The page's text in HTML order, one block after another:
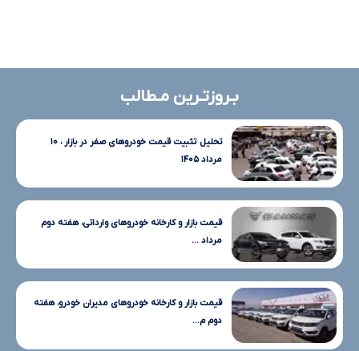
بـروزتـرین مـطالب
تحلیل تثبیت قیمت خودروهای صفر در بازار ، ۱۰
مرداد ۱۴۰۵
قیمت بازار و کارخانه خودروهای وارداتی، هفته دوم
مرداد ...
قیمت بازار و کارخانه خودروهای مدیران خودرو، هفته
دوم م...